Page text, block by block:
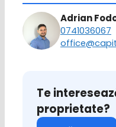
Adrian
0741036067
Te
proprietate?